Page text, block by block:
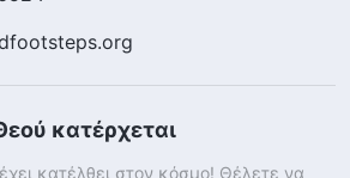
κατέρχεται
κατέλθει στον κόσμο! Θέλετε να